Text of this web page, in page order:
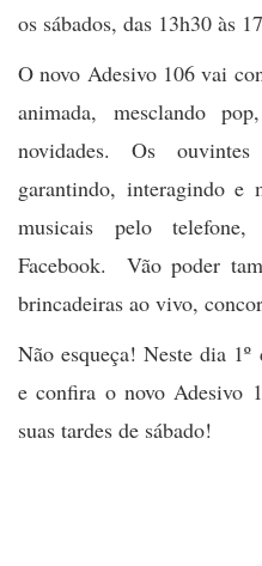
os sábados, das 13h30 às
O novo Adesivo 106 vai
animada, mesclando
novidades. Os
garantindo, interagindo e
musicais pelo
Facebook. Vão poder
brincadeiras ao vivo,
Não esqueça! Neste dia
e confira o novo Adesivo
suas tardes de sábado!